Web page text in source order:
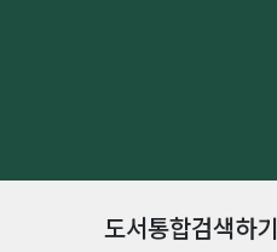
도서통합검색하기